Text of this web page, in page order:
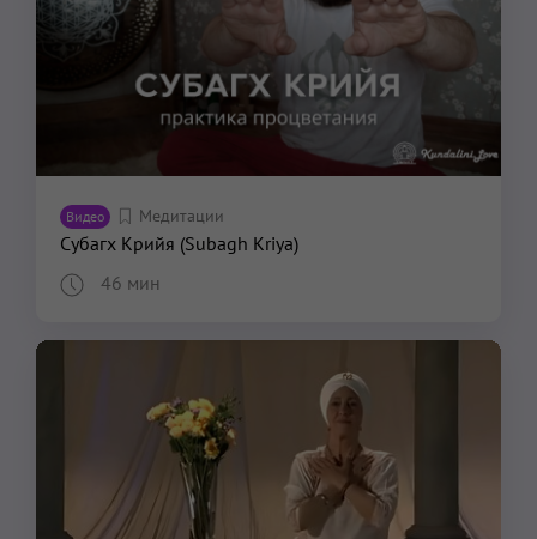
Видео Медитации
Субагх Крийя (Subagh Kriya)
46 мин